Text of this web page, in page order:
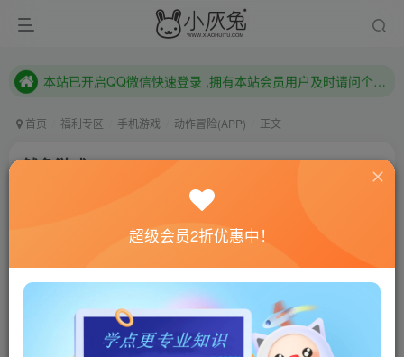
本站已开启QQ微信快速登录 ,拥有本站会员用户及时请问个人中心绑定！
本站已开启QQ微信快速登录 ,拥有本站会员用户及时请问个人中心绑定！
首页 福利专区 手机游戏 动作冒险(APP) 正文
鱿鱼游戏3D v0.8
联网教程： 内附教程
单机教程： 内附教程
不懂的话联系客服！！！
超级会员2折优惠中！